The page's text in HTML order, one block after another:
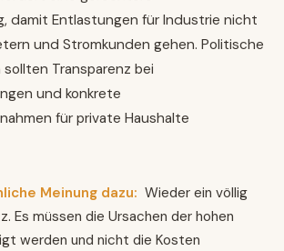
damit Entlastungen für Industrie nicht
und Stromkunden gehen. Politische
Transparenz bei
und konkrete
für private Haushalte
Meinung dazu: Wieder ein völlig
Es müssen die Ursachen der hohen
werden und nicht die Kosten